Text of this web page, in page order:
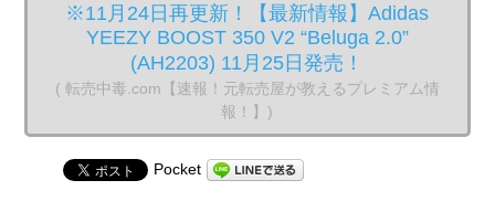
※11月24日再更新！【最新情報】Adidas
YEEZY BOOST 350 V2 “Beluga 2.0”
(AH2203) 11月25日発売！
( 転売中毒.com【速報！元転売屋が教えるプレミアム情
報！】)
Pocket